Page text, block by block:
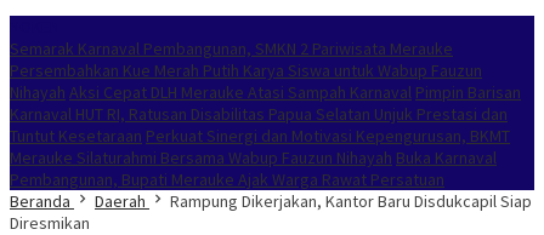
Semarak Karnaval Pembangunan, SMKN 2 Pariwisata Merauke
Persembahkan Kue Merah Putih Karya Siswa untuk Wabup Fauzun
Nihayah Aksi Cepat DLH Merauke Atasi Sampah Karnaval Pimpin Barisan
Karnaval HUT RI, Ratusan Disabilitas Papua Selatan Unjuk Prestasi dan
Tuntut Kesetaraan Perkuat Sinergi dan Motivasi Kepengurusan, BKMT
Merauke Silaturahmi Bersama Wabup Fauzun Nihayah Buka Karnaval
Pembangunan, Bupati Merauke Ajak Warga Rawat Persatuan
Beranda
Daerah
Rampung Dikerjakan, Kantor Baru Disdukcapil Siap
Diresmikan